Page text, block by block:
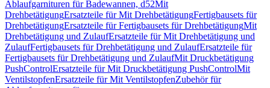
Ablaufgarnituren für Badewannen, d52Mit
DrehbetätigungErsatzteile für Mit DrehbetätigungFertigbausets für
DrehbetätigungErsatzteile für Fertigbausets für DrehbetätigungMit
Drehbetätigung und ZulaufErsatzteile für Mit Drehbetätigung und
ZulaufFertigbausets für Drehbetätigung und ZulaufErsatzteile für
Fertigbausets für Drehbetätigung und ZulaufMit Druckbetätigung
PushControlErsatzteile für Mit Druckbetätigung PushControlMit
VentilstopfenErsatzteile für Mit VentilstopfenZubehör für